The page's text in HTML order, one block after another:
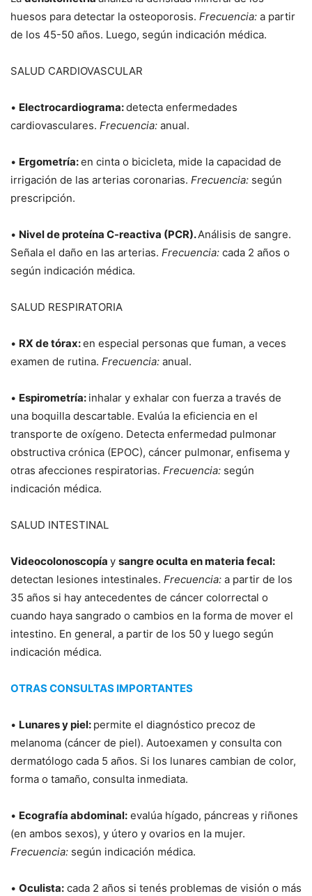
huesos para detectar la osteoporosis. Frecuencia: a partir
de los 45-50 años. Luego, según indicación médica.
SALUD CARDIOVASCULAR
• Electrocardiograma:detecta enfermedades
cardiovasculares. Frecuencia: anual.
• Ergometría:en cinta o bicicleta, mide la capacidad de
irrigación de las arterias coronarias. Frecuencia: según
prescripción.
• Nivel de proteína C-reactiva (PCR).Análisis de sangre.
Señala el daño en las arterias. Frecuencia: cada 2 años o
según indicación médica.
SALUD RESPIRATORIA
• RX de tórax:en especial personas que fuman, a veces
examen de rutina. Frecuencia: anual.
• Espirometría: inhalar y exhalar con fuerza a través de
una boquilla descartable. Evalúa la eficiencia en el
transporte de oxígeno. Detecta enfermedad pulmonar
obstructiva crónica (EPOC), cáncer pulmonar, enfisema y
otras afecciones respiratorias. Frecuencia: según
indicación médica.
SALUD INTESTINAL
Videocolonoscopía y sangre oculta en materia fecal:
detectan lesiones intestinales. Frecuencia: a partir de los
35 años si hay antecedentes de cáncer colorrectal o
cuando haya sangrado o cambios en la forma de mover el
intestino. En general, a partir de los 50 y luego según
indicación médica.
OTRAS CONSULTAS IMPORTANTES
• Lunares y piel: permite el diagnóstico precoz de
melanoma (cáncer de piel). Autoexamen y consulta con
dermatólogo cada 5 años. Si los lunares cambian de color,
forma o tamaño, consulta inmediata.
• Ecografía abdominal: evalúa hígado, páncreas y riñones
(en ambos sexos), y útero y ovarios en la mujer.
Frecuencia: según indicación médica.
• Oculista: cada 2 años si tenés problemas de visión o más